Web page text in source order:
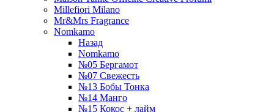
Millefiori Milano
Mr&Mrs Fragrance
Nomkamo
Назад
Nomkamo
№05 Бергамот
№07 Свежесть
№13 Бобы Тонка
№14 Манго
№15 Кокос + лайм